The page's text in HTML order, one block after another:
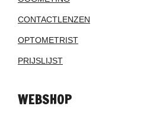
CONTACTLENZEN
OPTOMETRIST
PRIJSLIJST
WEBSHOP